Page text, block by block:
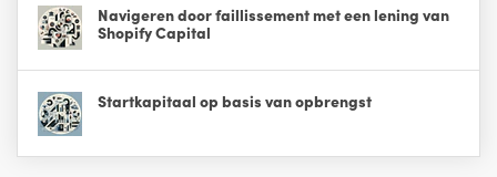
Navigeren door faillissement met een lening van
Shopify Capital
Startkapitaal op basis van opbrengst